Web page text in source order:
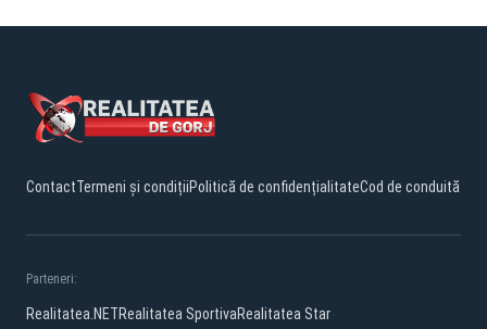
ContactTermeni și condițiiPolitică de confidențialitateCod de conduită
Parteneri:
Realitatea.NETRealitatea SportivaRealitatea Star